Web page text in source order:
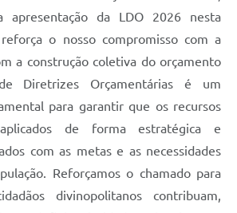
apresentação da LDO 2026 nesta
o nosso compromisso com a
a construção coletiva do orçamento
Diretrizes Orçamentárias é um
para garantir que os recursos
de forma estratégica e
com as metas e as necessidades
Reforçamos o chamado para
divinopolitanos contribuam,